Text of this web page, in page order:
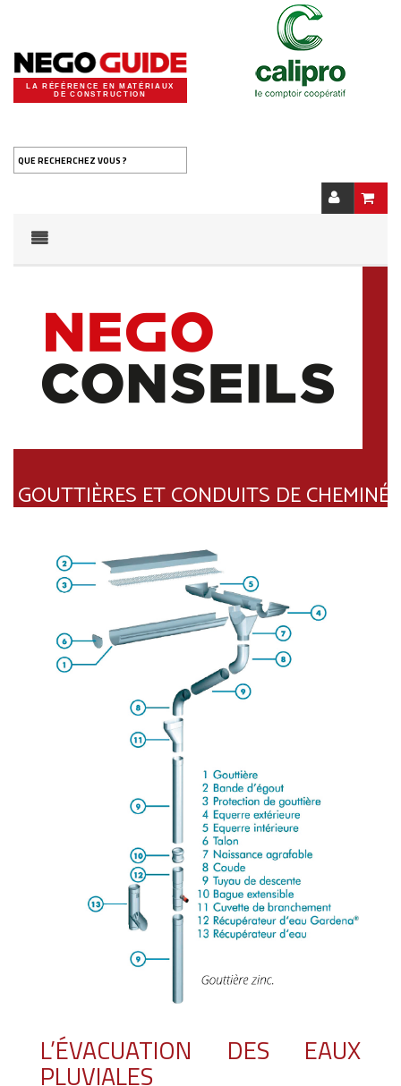
LA RÉFÉRENCE EN MATÉRIAUX
DE CONSTRUCTION
QUE RECHERCHEZ VOUS ?
GOUTTIÈRES ET CONDUITS DE CHEMINÉE
L’ÉVACUATION DES EAUX
PLUVIALES